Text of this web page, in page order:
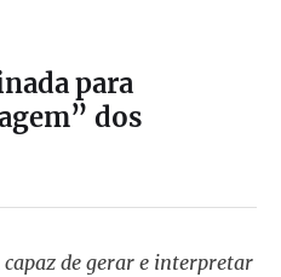
para
dos
de gerar e interpretar